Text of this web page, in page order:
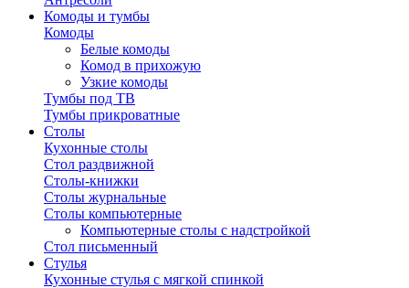
Комоды и тумбы
Комоды
Белые комоды
Комод в прихожую
Узкие комоды
Тумбы под ТВ
Тумбы прикроватные
Столы
Кухонные столы
Стол раздвижной
Столы-книжки
Столы журнальные
Столы компьютерные
Компьютерные столы с надстройкой
Стол письменный
Стулья
Кухонные стулья с мягкой спинкой